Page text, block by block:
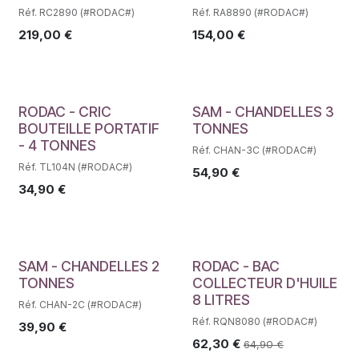
Réf. RC2890 (#RODAC#)
219,00 €
Réf. RA8890 (#RODAC#)
154,00 €
RODAC - CRIC
BOUTEILLE PORTATIF
- 4 TONNES
Réf. TL104N (#RODAC#)
34,90 €
SAM - CHANDELLES 3
TONNES
Réf. CHAN-3C (#RODAC#)
54,90 €
SAM - CHANDELLES 2
TONNES
Réf. CHAN-2C (#RODAC#)
39,90 €
RODAC - BAC
COLLECTEUR D'HUILE
8 LITRES
Réf. RQN8080 (#RODAC#)
62,30 € 64,90€